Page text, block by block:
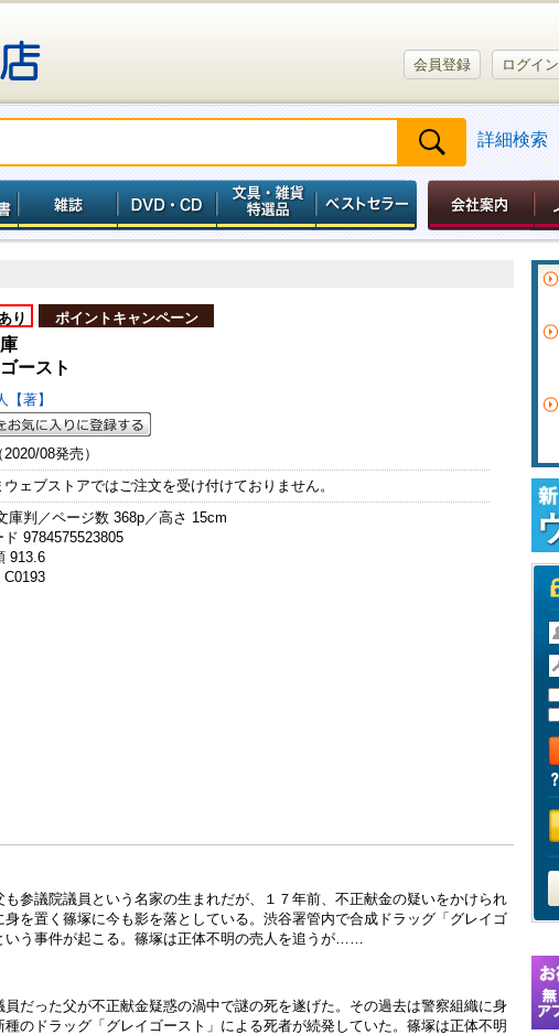
会員登録 ログイン
詳細検索
り ポイントキャンペーン
ースト
【著】
2020/08発売）
ウェブストアではご注文を受け付けておりません。
庫判／ページ数 368p／高さ 15cm
9784575523805
913.6
C0193
参議院議員という名家の生まれだが、１７年前、不正献金の疑いをかけられ
を置く篠塚に今も影を落としている。渋谷署管内で合成ドラッグ「グレイゴ
う事件が起こる。篠塚は正体不明の売人を追うが……
だった父が不正献金疑惑の渦中で謎の死を遂げた。その過去は警察組織に身
のドラッグ「グレイゴースト」による死者が続発していた。篠塚は正体不明